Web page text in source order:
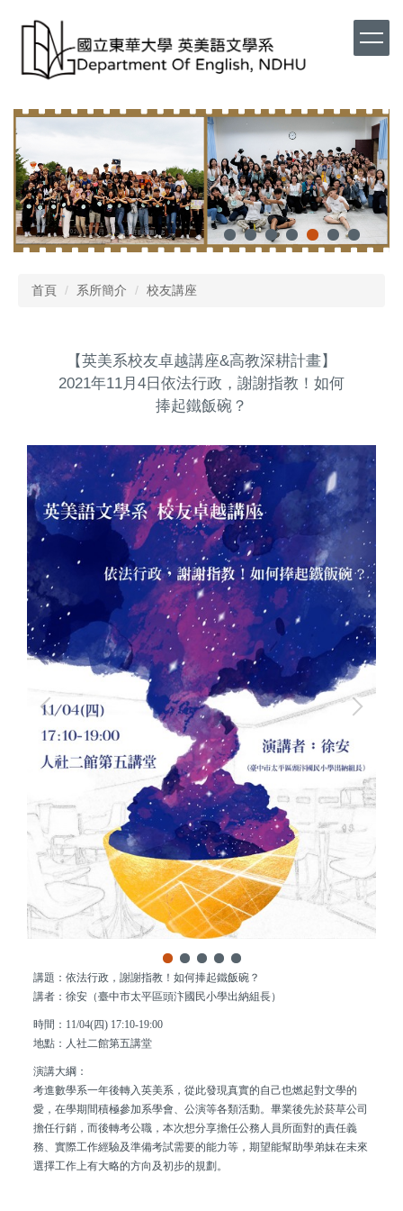
首頁 系所簡介 校友講座
【英美系校友卓越講座&高教深耕計畫】
2021年11月4日依法行政，謝謝指教！如何
捧起鐵飯碗？
講題：依法行政，謝謝指教！如何捧起鐵飯碗？
講者：徐安（臺中市太平區頭汴國民小學出納組長）
時間：11/04(四) 17:10-19:00
地點：人社二館第五講堂
演講大綱：
考進數學系一年後轉入英美系，從此發現真實的自己也燃起對文學的
愛，在學期間積極參加系學會、公演等各類活動。畢業後先於菸草公司
擔任行銷，而後轉考公職，本次想分享擔任公務人員所面對的責任義
務、實際工作經驗及準備考試需要的能力等，期望能幫助學弟妹在未來
選擇工作上有大略的方向及初步的規劃。